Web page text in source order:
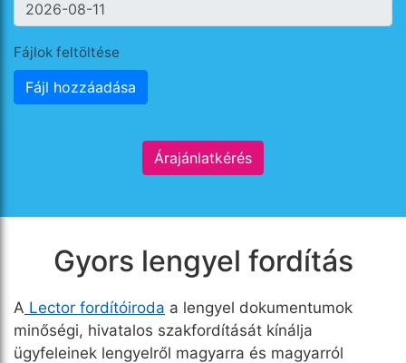
Fájlok feltöltése
Fájl hozzáadása
Árajánlatkérés
Gyors lengyel fordítás
A Lector fordítóiroda a lengyel dokumentumok
minőségi, hivatalos szakfordítását kínálja
ügyfeleinek lengyelről magyarra és magyarról